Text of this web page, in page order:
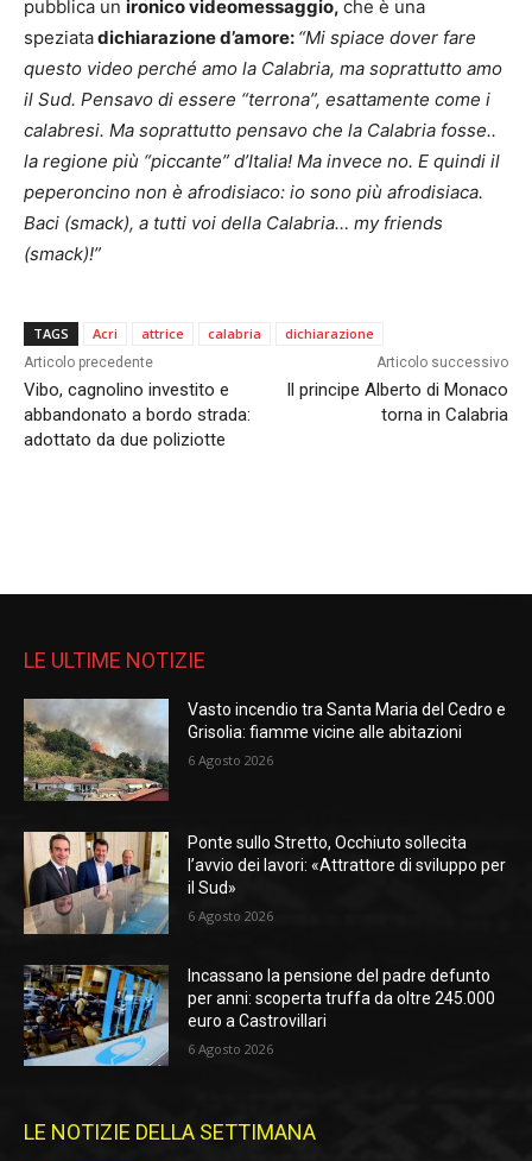
pubblica un ironico videomessaggio, che è una
speziatadichiarazione d’amore: “Mi spiace dover fare
questo video perché amo la Calabria, ma soprattutto amo
il Sud. Pensavo di essere “terrona”, esattamente come i
calabresi. Ma soprattutto pensavo che la Calabria fosse..
la regione più “piccante” d’Italia! Ma invece no. E quindi il
peperoncino non è afrodisiaco: io sono più afrodisiaca.
Baci (smack), a tutti voi della Calabria… my friends
(smack)!”
TAGS Acri attrice calabria dichiarazione
Articolo precedente
Vibo, cagnolino investito e
abbandonato a bordo strada:
adottato da due poliziotte
Articolo successivo
Il principe Alberto di Monaco
torna in Calabria
LE ULTIME NOTIZIE
Vasto incendio tra Santa Maria del Cedro e
Grisolia: fiamme vicine alle abitazioni
6 Agosto 2026
Ponte sullo Stretto, Occhiuto sollecita
l’avvio dei lavori: «Attrattore di sviluppo per
il Sud»
6 Agosto 2026
Incassano la pensione del padre defunto
per anni: scoperta truffa da oltre 245.000
euro a Castrovillari
6 Agosto 2026
LE NOTIZIE DELLA SETTIMANA